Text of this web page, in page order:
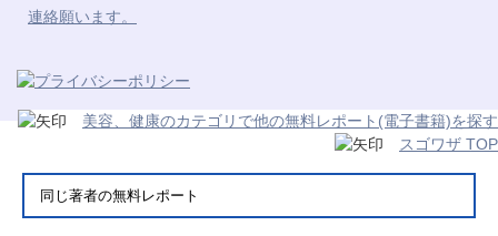
連絡願います。
美容、健康のカテゴリで他の無料レポート(電子書籍)を探す
スゴワザ TOP
同じ著者の無料レポート